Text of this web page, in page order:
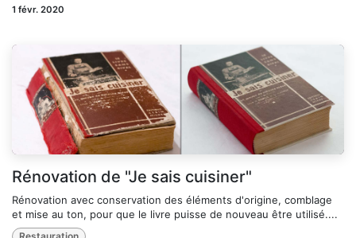
1 févr. 2020
Rénovation de "Je sais cuisiner"
Rénovation avec conservation des éléments d'origine, comblage
et mise au ton, pour que le livre puisse de nouveau être utilisé....